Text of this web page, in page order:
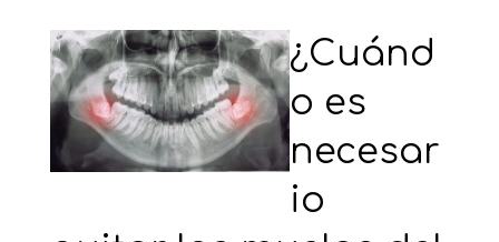
¿Cuánd
o es
necesar
io